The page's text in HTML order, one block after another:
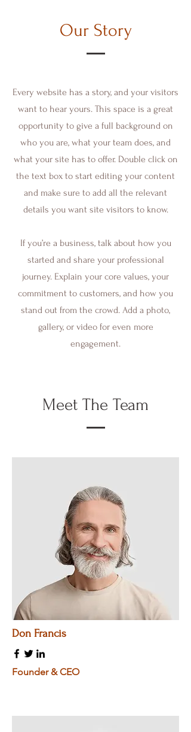
Our Story
Every website has a story, and your visitors
want to hear yours. This space is a great
opportunity to give a full background on
who you are, what your team does, and
what your site has to offer. Double click on
the text box to start editing your content
and make sure to add all the relevant
details you want site visitors to know.
If you’re a business, talk about how you
started and share your professional
journey. Explain your core values, your
commitment to customers, and how you
stand out from the crowd. Add a photo,
gallery, or video for even more
engagement.
Meet The Team
Don Francis
Founder & CEO